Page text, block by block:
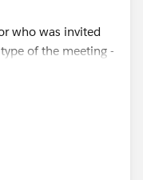
who was invited
of the meeting -
name /
of our customer-